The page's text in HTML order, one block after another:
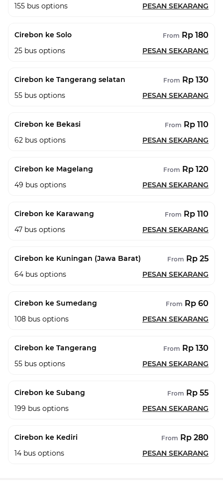
155 bus options PESAN SEKARANG
Cirebon ke Solo From Rp 180
25 bus options PESAN SEKARANG
Cirebon ke Tangerang selatan From Rp 130
55 bus options PESAN SEKARANG
Cirebon ke Bekasi From Rp 110
62 bus options PESAN SEKARANG
Cirebon ke Magelang From Rp 120
49 bus options PESAN SEKARANG
Cirebon ke Karawang From Rp 110
47 bus options PESAN SEKARANG
Cirebon ke Kuningan (Jawa Barat) From Rp 25
64 bus options PESAN SEKARANG
Cirebon ke Sumedang From Rp 60
108 bus options PESAN SEKARANG
Cirebon ke Tangerang From Rp 130
55 bus options PESAN SEKARANG
Cirebon ke Subang From Rp 55
199 bus options PESAN SEKARANG
Cirebon ke Kediri From Rp 280
14 bus options PESAN SEKARANG